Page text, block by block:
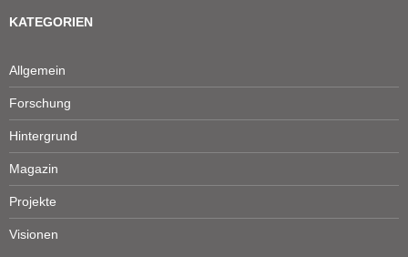
KATEGORIEN
Allgemein
Forschung
Hintergrund
Magazin
Projekte
Visionen